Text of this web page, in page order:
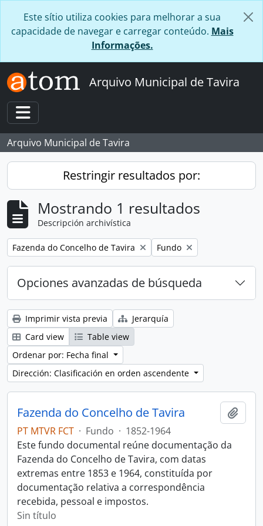
Este sítio utiliza cookies para melhorar a sua
capacidade de navegar e carregar conteúdo. Mais
Informações.
Arquivo Municipal de Tavira
Toggle navigation
Arquivo Municipal de Tavira
Restringir resultados por:
Mostrando 1 resultados
Descripción archivística
Remove filter:
Fazenda do Concelho de Tavira Remove filter:
Fundo
Opciones avanzadas de búsqueda
Imprimir vista previa
Jerarquía
Card view
Table view
Ordenar por: Fecha final
Dirección: Clasificación en orden ascendente
Fazenda do Concelho de Tavira
PT MTVR FCT · Fundo · 1852-1964
Este fundo documental reúne documentação da
Fazenda do Concelho de Tavira, com datas
extremas entre 1853 e 1964, constituída por
documentação relativa a correspondência
recebida, pessoal e impostos.
Sin título